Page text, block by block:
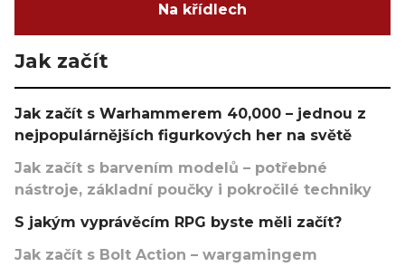
Na křídlech
Jak začít
Jak začít s Warhammerem 40,000 – jednou z
nejpopulárnějších figurkových her na světě
Jak začít s barvením modelů – potřebné
nástroje, základní poučky i pokročilé techniky
S jakým vyprávěcím RPG byste měli začít?
Jak začít s Bolt Action – wargamingem